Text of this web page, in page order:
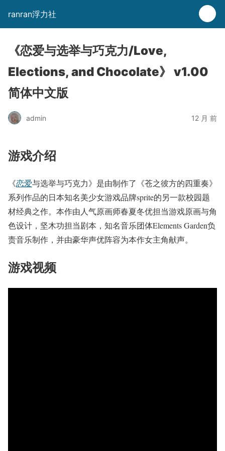
ranran浮力社
《恋爱与选举与巧克力/Love,
Elections, and Chocolate》 v1.00
简体中文版
admin 12 月 前
游戏介绍
《恋爱与选举与巧克力》是由制作了《苍之彼方的四重奏》
系列作品的日本知名美少女游戏品牌sprite的另一款校园题
材经典之作。本作由人气原画师春夏冬优担当游戏原画与角
色设计，坚木功担当剧本，知名音乐团体Elements Garden负
责音乐制作，并由豪华声优阵容为本作女主角献声。
游戏视频